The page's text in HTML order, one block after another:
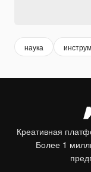
наука
Креативная
Более 1